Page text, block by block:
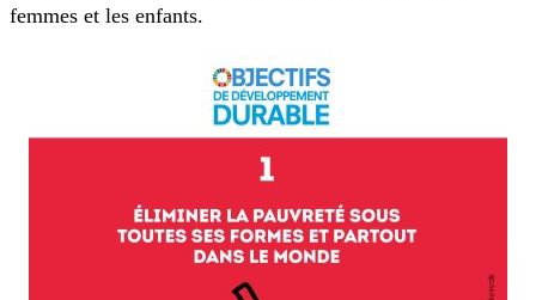
femmes et les enfants.